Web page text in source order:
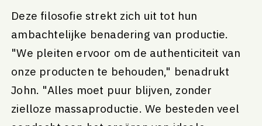
Deze filosofie strekt zich uit tot hun
ambachtelijke benadering van productie.
"We pleiten ervoor om de authenticiteit van
onze producten te behouden," benadrukt
John. "Alles moet puur blijven, zonder
zielloze massaproductie. We besteden veel